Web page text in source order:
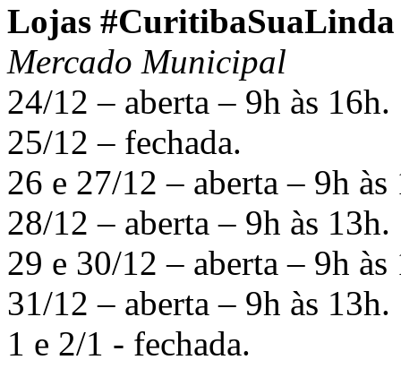
Lojas #CuritibaSuaLinda
Mercado Municipal
24/12 – aberta – 9h às 16h.
25/12 – fechada.
26 e 27/12 – aberta – 9h às
28/12 – aberta – 9h às 13h.
29 e 30/12 – aberta – 9h às
31/12 – aberta – 9h às 13h.
1 e 2/1 - fechada.